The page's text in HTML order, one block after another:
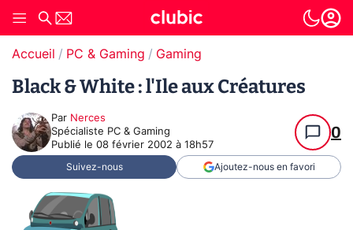
Accueil PC & Gaming Gaming
Black & White : l'Ile aux Créatures
Par Nerces
Spécialiste PC & Gaming
Publié le 08 février 2002 à 18h57
0
Suivez-nous Ajoutez-nous en favori